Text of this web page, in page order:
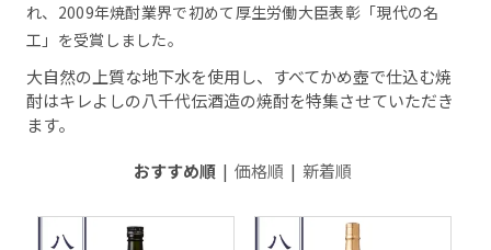
れ、2009年焼酎業界で初めて厚生労働大臣表彰「現代の名
工」を受賞しました。
大自然の上質な地下水を使用し、すべてかめ壺で仕込む焼
酎はキレよしの八千代伝酒造の焼酎を特集させていただき
ます。
おすすめ順 |価格順 | 新着順